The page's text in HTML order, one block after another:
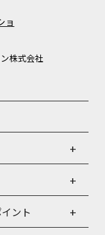
株式会社
ント